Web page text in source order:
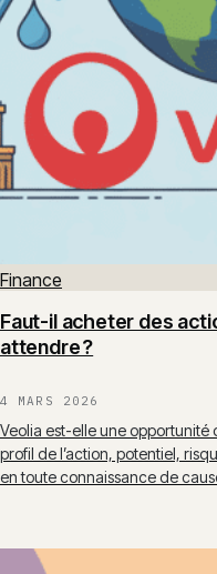
Finance
Faut-il acheter des
attendre ?
4 MARS 2026
Veolia est-elle une opportunité
profil de l’action, potentiel,
en toute connaissance de